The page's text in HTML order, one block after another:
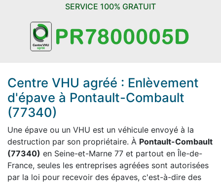
SERVICE 100% GRATUIT
Centre VHU agréé : Enlèvement
d'épave à Pontault-Combault
(77340)
Une épave ou un VHU est un véhicule envoyé à la
destruction par son propriétaire. À Pontault-Combault
(77340) en Seine-et-Marne 77 et partout en Île-de-
France, seules les entreprises agréées sont autorisées
par la loi pour recevoir des épaves, c'est-à-dire des